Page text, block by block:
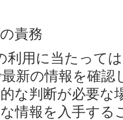
責務
用に当たって
新の情報を確認
な判断が必要
情報を入手する